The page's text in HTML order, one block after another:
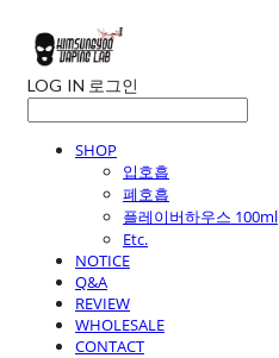
LOG IN 로그인
SHOP
입호흡
폐호흡
플레이버하우스 100ml
Etc.
NOTICE
Q&A
REVIEW
WHOLESALE
CONTACT